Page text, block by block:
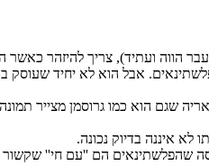
אבל הוא לא יחיד
שגם הוא כמו גרוסמן מצייר
איננה בדיוק נכונה.